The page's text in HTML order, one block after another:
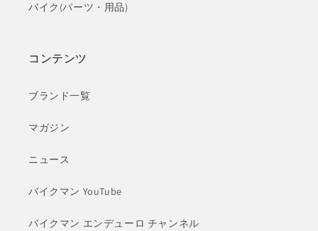
バイク(パーツ・用品)
コンテンツ
ブランド一覧
マガジン
ニュース
バイクマン YouTube
バイクマン エンデューロ チャンネル